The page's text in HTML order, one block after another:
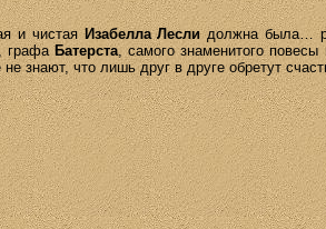
и чистаяИзабелла Леслидолжна была…
графаБатерста, самого знаменитого
знают, что лишь друг в друге обретут